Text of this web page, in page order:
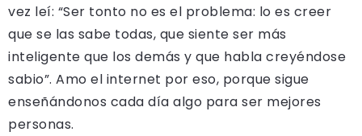
vez leí: “Ser tonto no es el problema: lo es creer
que se las sabe todas, que siente ser más
inteligente que los demás y que habla creyéndose
sabio”. Amo el internet por eso, porque sigue
enseñándonos cada día algo para ser mejores
personas.